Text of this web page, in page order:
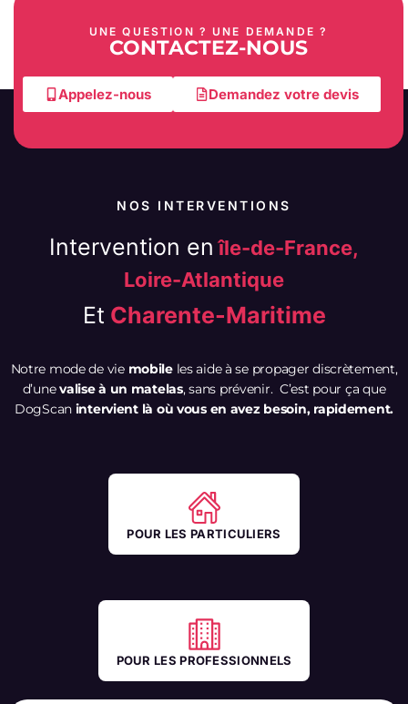
UNE QUESTION ? UNE DEMANDE ?
CONTACTEZ-NOUS
Appelez-nous Demandez votre devis
NOS INTERVENTIONS
Intervention enîle-de-France,
Loire-Atlantique
Et Charente-Maritime
Notre mode de vie mobileles aide à se propager discrètement,
d’unevalise à un matelas, sans prévenir. C’est pour ça que
DogScan intervient là où vous en avez besoin, rapidement.
POUR LES PARTICULIERS
POUR LES PROFESSIONNELS